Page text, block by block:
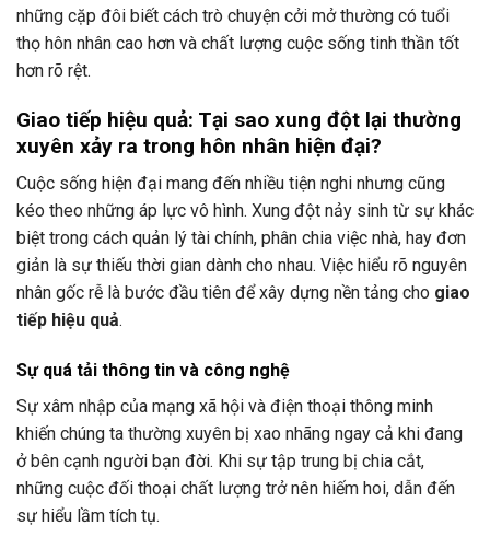
những cặp đôi biết cách trò chuyện cởi mở thường có tuổi
thọ hôn nhân cao hơn và chất lượng cuộc sống tinh thần tốt
hơn rõ rệt.
Giao tiếp hiệu quả: Tại sao xung đột lại thường
xuyên xảy ra trong hôn nhân hiện đại?
Cuộc sống hiện đại mang đến nhiều tiện nghi nhưng cũng
kéo theo những áp lực vô hình. Xung đột nảy sinh từ sự khác
biệt trong cách quản lý tài chính, phân chia việc nhà, hay đơn
giản là sự thiếu thời gian dành cho nhau. Việc hiểu rõ nguyên
nhân gốc rễ là bước đầu tiên để xây dựng nền tảng cho giao
tiếp hiệu quả.
Sự quá tải thông tin và công nghệ
Sự xâm nhập của mạng xã hội và điện thoại thông minh
khiến chúng ta thường xuyên bị xao nhãng ngay cả khi đang
ở bên cạnh người bạn đời. Khi sự tập trung bị chia cắt,
những cuộc đối thoại chất lượng trở nên hiếm hoi, dẫn đến
sự hiểu lầm tích tụ.